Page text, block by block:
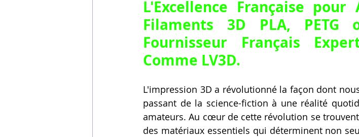
Creality Hi combo Artillery M1 Pro Filament PLA
Formation impresssion 3D formation CPF
L'Excellence Française pour
Filaments 3D PLA, PETG
Fournisseur Français
Comme LV3D.
L'impression 3D a révolutionné la façon dont
passant de la science-fiction à une réalité
amateurs. Au cœur de cette révolution se
des matériaux essentiels qui déterminent non